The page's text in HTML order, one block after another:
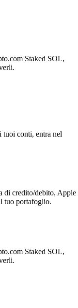
Staked SOL,
tuoi conti, entra nel
di credito/debito, Apple
tuo portafoglio.
Staked SOL,